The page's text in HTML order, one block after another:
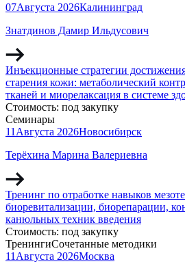
07Августа 2026Калининград
Знатдинов Дамир Ильдусович
Инъекционные стратегии
старения кожи: метаболический
тканей и миорелаксация в системе
Стоимость: под закупку
Семинары
11 Августа 2026Новосибирск
Терёхина Марина Валериевна
Тренинг по отработке навыков
биоревитализации, биорепарации,
канюльных техник введения
Стоимость: под закупку
ТренингиСочетанные методики
11 Августа 2026Москва